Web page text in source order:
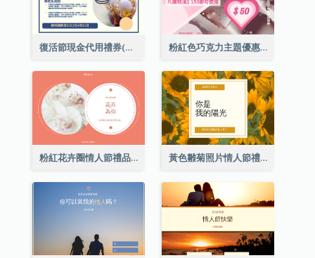
復活節現金代用禮券(附使用細則) 粉紅色巧克力主題優惠券
粉紅花卉圈情人節禮品卡 黃色雛菊照片情人節禮品卡